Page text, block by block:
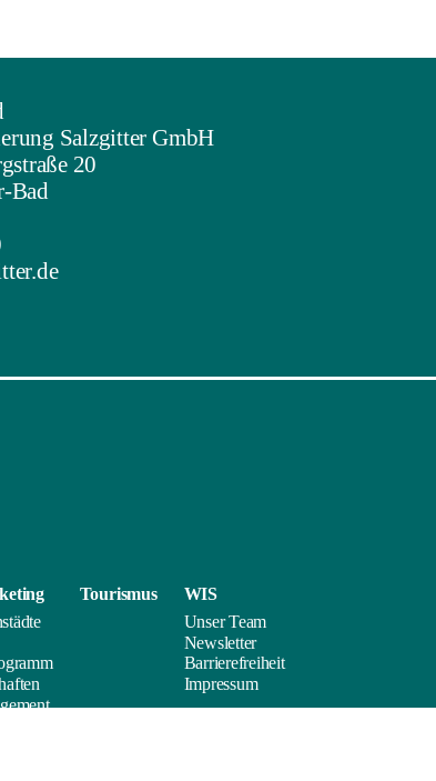
Salzgitter GmbH
20
Bad
Tourismus
WIS
Unser Team
Newsletter
Barrierefreiheit
Impressum